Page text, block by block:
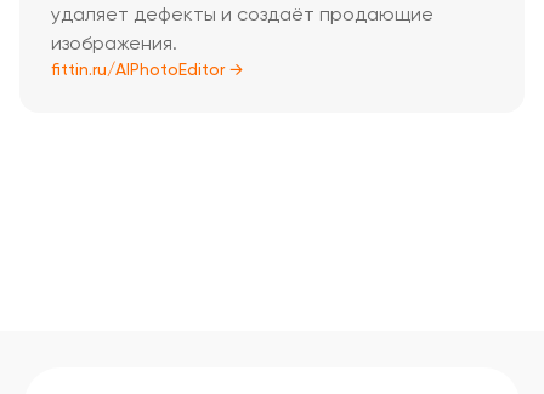
удаляет дефекты и создаёт продающие
изображения.
fittin.ru/AIPhotoEditor →